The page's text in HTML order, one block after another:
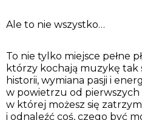
Ale to nie wszystko…
To nie tylko miejsce pełne
którzy kochają muzykę tak
historii, wymiana pasji i
w powietrzu od pierwszych
w której możesz się
i odnaleźć coś, czego być